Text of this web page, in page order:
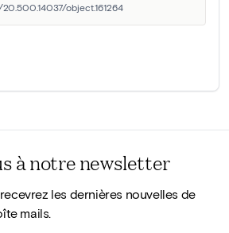
object.161264
à notre newsletter
les dernières nouvelles de
mails.